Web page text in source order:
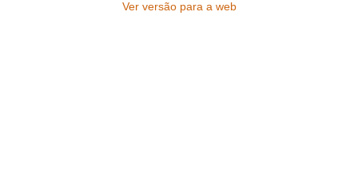
Ver versão para a web